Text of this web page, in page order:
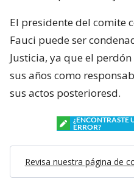
El presidente del comite
Fauci puede ser
Justicia, ya que el
sus años como
sus actos posterioresd.
¿ENCONTRASTE
ERROR?
Revisa nuestra página de